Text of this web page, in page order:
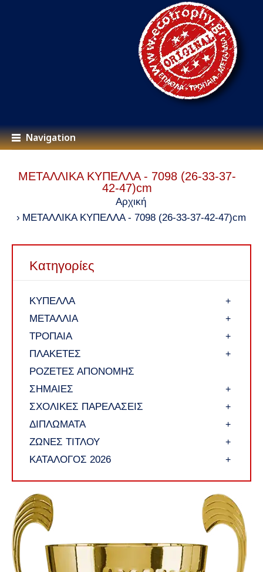
Navigation
ΜΕΤΑΛΛΙΚΑ ΚΥΠΕΛΛΑ - 7098 (26-33-37-
42-47)cm
Αρχική
ΜΕΤΑΛΛΙΚΑ ΚΥΠΕΛΛΑ - 7098 (26-33-37-42-47)cm
Κατηγορίες
ΚΥΠΕΛΛΑ +
ΜΕΤΑΛΛΙΑ +
ΤΡΟΠΑΙΑ +
ΠΛΑΚΕΤΕΣ +
ΡΟΖΕΤΕΣ ΑΠΟΝΟΜΗΣ
ΣΗΜΑΙΕΣ
+
ΣΧΟΛΙΚΕΣ ΠΑΡΕΛΑΣΕΙΣ +
ΔΙΠΛΩΜΑΤΑ +
ΖΩΝΕΣ ΤΙΤΛΟΥ +
ΚΑΤΑΛΟΓΟΣ 2026 +